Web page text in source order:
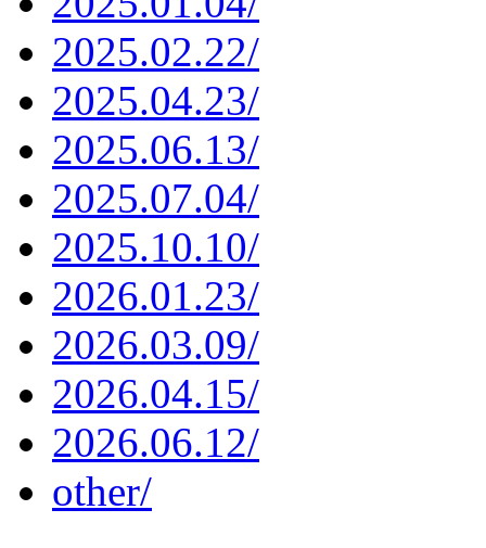
2025.02.22/
2025.04.23/
2025.06.13/
2025.07.04/
2025.10.10/
2026.01.23/
2026.03.09/
2026.04.15/
2026.06.12/
other/